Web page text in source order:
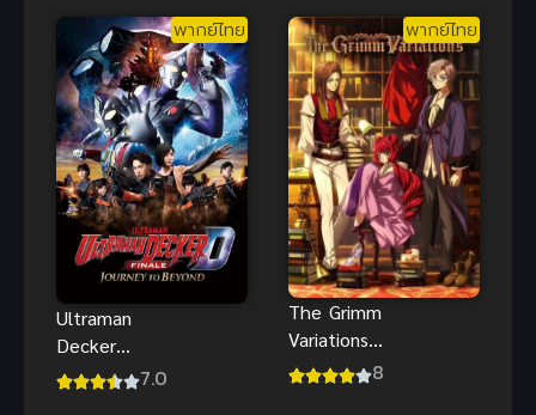
ใน 12 เจ้า
หญิงเริงระบำ
พากย์ไทย
พากย์ไทย
Ultraman
Decker
Finale อุลตร้า
7.0
พากย์ไทย
The Grimm
Variations
เทพนิยาย 8